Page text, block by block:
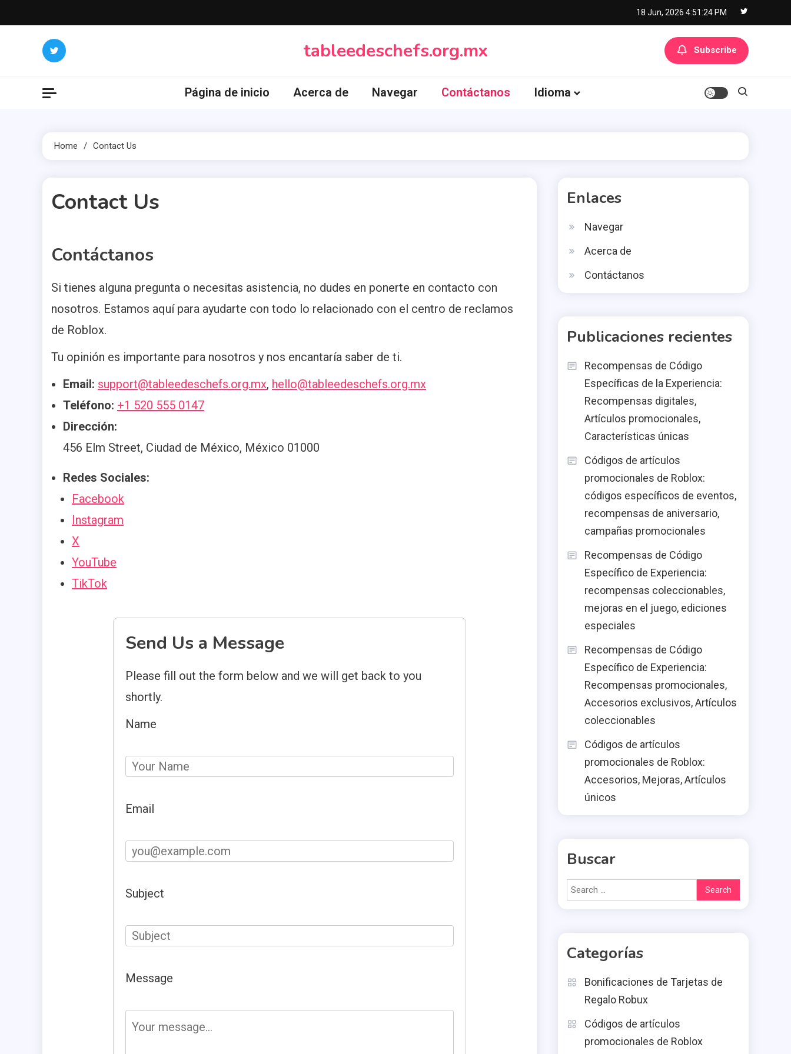
to
18 Jun, 2026 4:51:25 PM
tableedeschefs.org.mx Subscribe
Página de inicio Acerca de Navegar Contáctanos Idioma
Home Contact Us
Contact Us
Contáctanos
Si tienes alguna pregunta o necesitas asistencia, no dudes en ponerte en contacto con
nosotros. Estamos aquí para ayudarte con todo lo relacionado con el centro de reclamos
de Roblox.
Tu opinión es importante para nosotros y nos encantaría saber de ti.
Email: support@tableedeschefs.org.mx, hello@tableedeschefs.org.mx
Teléfono: +1 520 555 0147
Dirección:
456 Elm Street, Ciudad de México, México 01000
Redes Sociales:
Facebook
Instagram
X
YouTube
TikTok
Send Us a Message
Please fill out the form below and we will get back to you
shortly.
Name
Email
Subject
Message
Enlaces
Navegar
Acerca de
Contáctanos
Publicaciones recientes
Recompensas de Código
Específicas de la Experiencia:
Recompensas digitales,
Artículos promocionales,
Características únicas
Códigos de artículos
promocionales de Roblox:
códigos específicos de eventos,
recompensas de aniversario,
campañas promocionales
Recompensas de Código
Específico de Experiencia:
recompensas coleccionables,
mejoras en el juego, ediciones
especiales
Recompensas de Código
Específico de Experiencia:
Recompensas promocionales,
Accesorios exclusivos, Artículos
coleccionables
Códigos de artículos
promocionales de Roblox:
Accesorios, Mejoras, Artículos
únicos
Buscar
Search
for:
Categorías
Bonificaciones de Tarjetas de
Regalo Robux
Códigos de artículos
promocionales de Roblox